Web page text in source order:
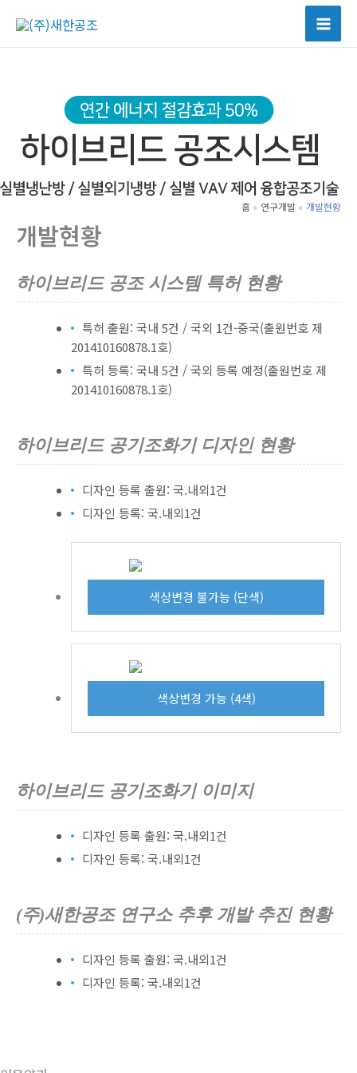
홈 연구개발 개발현황
개발현황
하이브리드 공조 시스템 특허 현황
특허 출원: 국내 5건 / 국외 1건-중국(출원번호 제
201410160878.1호)
특허 등록: 국내 5건 / 국외 등록 예정(출원번호 제
201410160878.1호)
하이브리드 공기조화기 디자인 현황
디자인 등록 출원: 국.내외1건
디자인 등록: 국.내외1건
색상변경 불가능 (단색)
색상변경 가능 (4색)
하이브리드 공기조화기 이미지
디자인 등록 출원: 국.내외1건
디자인 등록: 국.내외1건
(주)새한공조 연구소 추후 개발 추진 현황
디자인 등록 출원: 국.내외1건
디자인 등록: 국.내외1건